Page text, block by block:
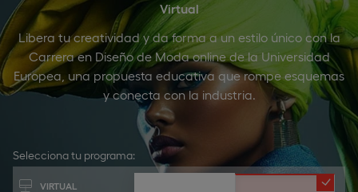
Virtual
Libera tu creatividad y da forma a un estilo único con la
Carrera en Diseño de Moda online de la Universidad
Europea, una propuesta educativa que rompe esquemas
y conecta con la industria.
Selecciona tu programa:
VIRTUAL